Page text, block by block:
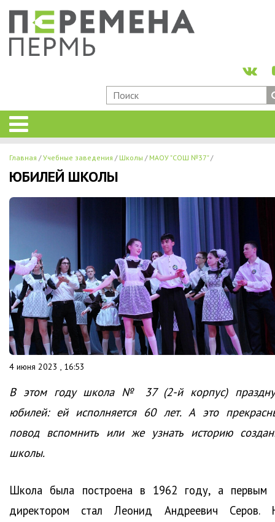
Главная Учебные заведения Школы МАОУ "СОШ №37"
ЮБИЛЕЙ ШКОЛЫ
4 июня 2023 , 16:53
В этом году школа № 37 (2-й корпус)
юбилей: ей исполняется 60 лет. А это
повод вспомнить или же узнать историю
школы.
Школа была построена в 1962 году, а первым
директором стал Леонид Андреевич Серов.